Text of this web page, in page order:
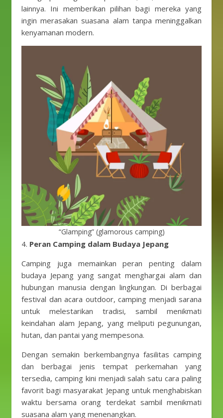
lainnya. Ini memberikan pilihan bagi mereka yang
ingin merasakan suasana alam tanpa meninggalkan
kenyamanan modern.
“Glamping” (glamorous camping)
4. Peran Camping dalam Budaya Jepang
Camping juga memainkan peran penting dalam
budaya Jepang yang sangat menghargai alam dan
hubungan manusia dengan lingkungan. Di berbagai
festival dan acara outdoor, camping menjadi sarana
untuk melestarikan tradisi, sambil menikmati
keindahan alam Jepang, yang meliputi pegunungan,
hutan, dan pantai yang mempesona.
Dengan semakin berkembangnya fasilitas camping
dan berbagai jenis tempat perkemahan yang
tersedia, camping kini menjadi salah satu cara paling
favorit bagi masyarakat Jepang untuk menghabiskan
waktu bersama orang terdekat sambil menikmati
suasana alam yang menenangkan.